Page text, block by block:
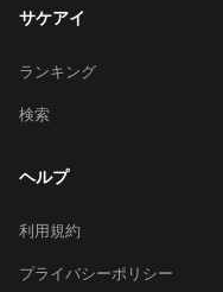
サケアイ
ランキング
検索
ヘルプ
利用規約
プライバシーポリシー